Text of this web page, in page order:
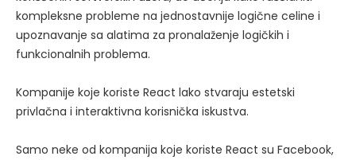
kompleksne probleme na jednostavnije logične celine i
upoznavanje sa alatima za pronalaženje logičkih i
funkcionalnih problema.
Kompanije koje koriste React lako stvaraju estetski
privlačna i interaktivna korisnička iskustva.
Samo neke od kompanija koje koriste React su Facebook,